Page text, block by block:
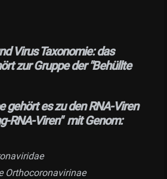
Virus Taxonomie: das
zur Gruppe der "Behüllte
gehört es zu den RNA-Viren
RNA-Viren" mit Genom:
Orthocoronavirinae